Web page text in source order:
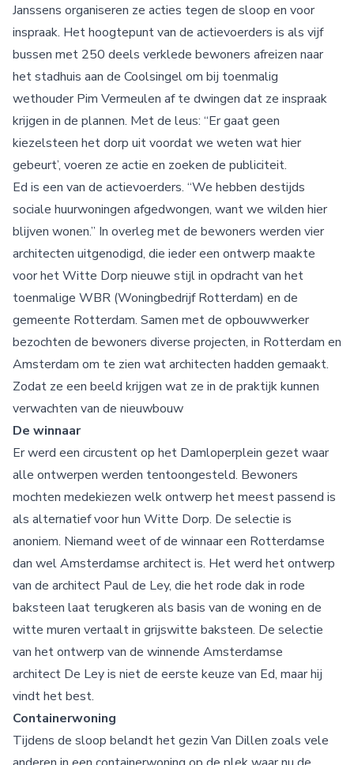
Janssens organiseren ze acties tegen de sloop en voor
inspraak. Het hoogtepunt van de actievoerders is als vijf
bussen met 250 deels verklede bewoners afreizen naar
het stadhuis aan de Coolsingel om bij toenmalig
wethouder Pim Vermeulen af te dwingen dat ze inspraak
krijgen in de plannen. Met de leus: “Er gaat geen
kiezelsteen het dorp uit voordat we weten wat hier
gebeurt’, voeren ze actie en zoeken de publiciteit.
Ed is een van de actievoerders. “We hebben destijds
sociale huurwoningen afgedwongen, want we wilden hier
blijven wonen.” In overleg met de bewoners werden vier
architecten uitgenodigd, die ieder een ontwerp maakte
voor het Witte Dorp nieuwe stijl in opdracht van het
toenmalige WBR (Woningbedrijf Rotterdam) en de
gemeente Rotterdam. Samen met de opbouwwerker
bezochten de bewoners diverse projecten, in Rotterdam en
Amsterdam om te zien wat architecten hadden gemaakt.
Zodat ze een beeld krijgen wat ze in de praktijk kunnen
verwachten van de nieuwbouw
De winnaar
Er werd een circustent op het Damloperplein gezet waar
alle ontwerpen werden tentoongesteld. Bewoners
mochten medekiezen welk ontwerp het meest passend is
als alternatief voor hun Witte Dorp. De selectie is
anoniem. Niemand weet of de winnaar een Rotterdamse
dan wel Amsterdamse architect is. Het werd het ontwerp
van de architect Paul de Ley, die het rode dak in rode
baksteen laat terugkeren als basis van de woning en de
witte muren vertaalt in grijswitte baksteen. De selectie
van het ontwerp van de winnende Amsterdamse
architect De Ley is niet de eerste keuze van Ed, maar hij
vindt het best.
Containerwoning
Tijdens de sloop belandt het gezin Van Dillen zoals vele